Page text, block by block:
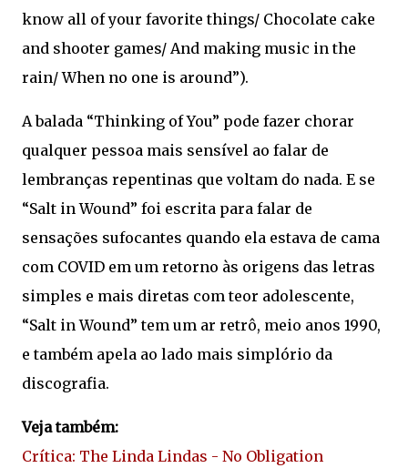
know all of your favorite things/ Chocolate cake
and shooter games/ And making music in the
rain/ When no one is around”).
A balada “Thinking of You” pode fazer chorar
qualquer pessoa mais sensível ao falar de
lembranças repentinas que voltam do nada. E se
“Salt in Wound” foi escrita para falar de
sensações sufocantes quando ela estava de cama
com COVID em um retorno às origens das letras
simples e mais diretas com teor adolescente,
“Salt in Wound” tem um ar retrô, meio anos 1990,
e também apela ao lado mais simplório da
discografia.
Veja também:
Crítica: The Linda Lindas - No Obligation